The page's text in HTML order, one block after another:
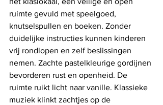
ruimte gevuld met speelgoed,
knutselspullen en boeken. Zonder
duidelijke instructies kunnen kinderen
vrij rondlopen en zelf beslissingen
nemen. Zachte pastelkleurige gordijnen
bevorderen rust en openheid. De
ruimte ruikt licht naar vanille. Klassieke
muziek klinkt zachtjes op de